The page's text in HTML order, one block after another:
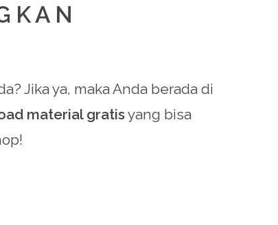
Jika ya, maka Anda berada di
material gratisyang bisa